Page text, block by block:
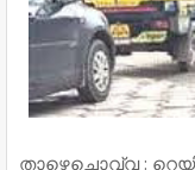
താഴെചൊവ്വ :